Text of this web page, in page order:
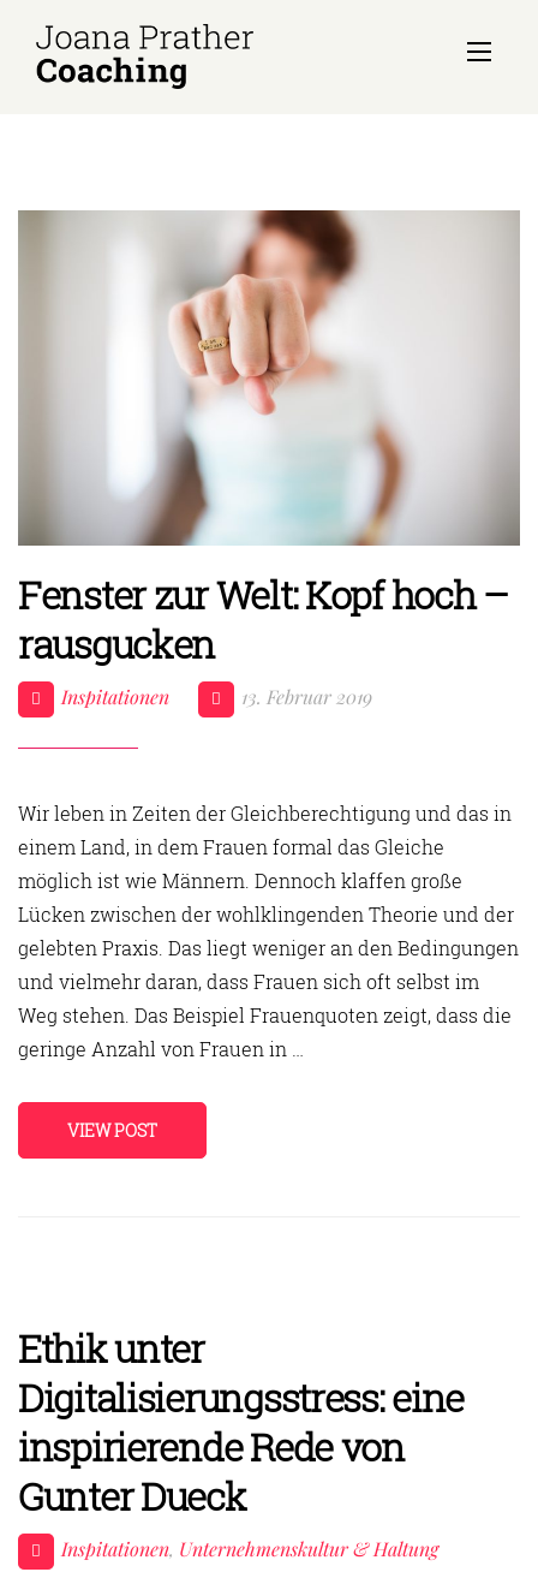
Fenster zur Welt: Kopf hoch –
rausgucken
Inspitationen 13. Februar 2019
Wir leben in Zeiten der Gleichberechtigung und das in
einem Land, in dem Frauen formal das Gleiche
möglich ist wie Männern. Dennoch klaffen große
Lücken zwischen der wohlklingenden Theorie und der
gelebten Praxis. Das liegt weniger an den Bedingungen
und vielmehr daran, dass Frauen sich oft selbst im
Weg stehen. Das Beispiel Frauenquoten zeigt, dass die
geringe Anzahl von Frauen in …
VIEW POST
Ethik unter
Digitalisierungsstress: eine
inspirierende Rede von
Gunter Dueck
Inspitationen, Unternehmenskultur & Haltung